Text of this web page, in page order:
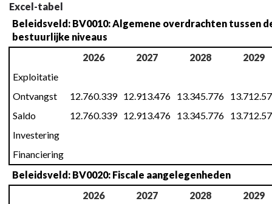
Excel-tabel
Beleidsveld: BV0010: Algemene overdrachten tussen
bestuurlijke niveaus
2026
2027 2028
2029
Exploitatie
Ontvangst
12.760.339 12.913.476 13.345.776
Saldo
12.760.339 12.913.476 13.345.776
Investering
Financiering
Beleidsveld: BV0020: Fiscale aangelegenheden
2026
2027 2028 2029